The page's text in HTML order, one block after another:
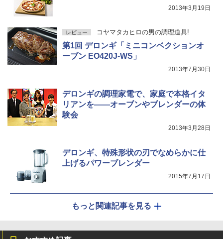
2013年3月19日
レビュー コヤマタカヒロの男の調理道具!
第1回 デロンギ「ミニコンベクションオ
ーブン EO420J-WS」
2013年7月30日
デロンギの調理家電で、家庭で本格イタ
リアンを――オーブンやブレンダーの体
験会
2013年3月28日
デロンギ、特殊形状の刃でなめらかに仕
上げるパワーブレンダー
2015年7月17日
もっと関連記事を見る